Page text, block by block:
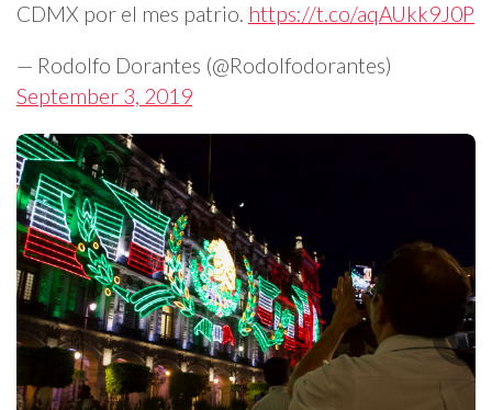
CDMX por el mes patrio. https://t.co/aqAUkk9J0P
— Rodolfo Dorantes (@Rodolfodorantes)
September 3, 2019